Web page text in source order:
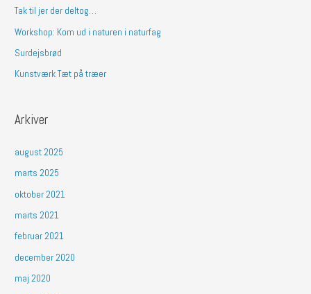
:
Tak til jer der deltog…
Workshop: Kom ud i naturen i naturfag
Surdejsbrød
Kunstværk Tæt på træer
Arkiver
august 2025
marts 2025
oktober 2021
marts 2021
februar 2021
december 2020
maj 2020